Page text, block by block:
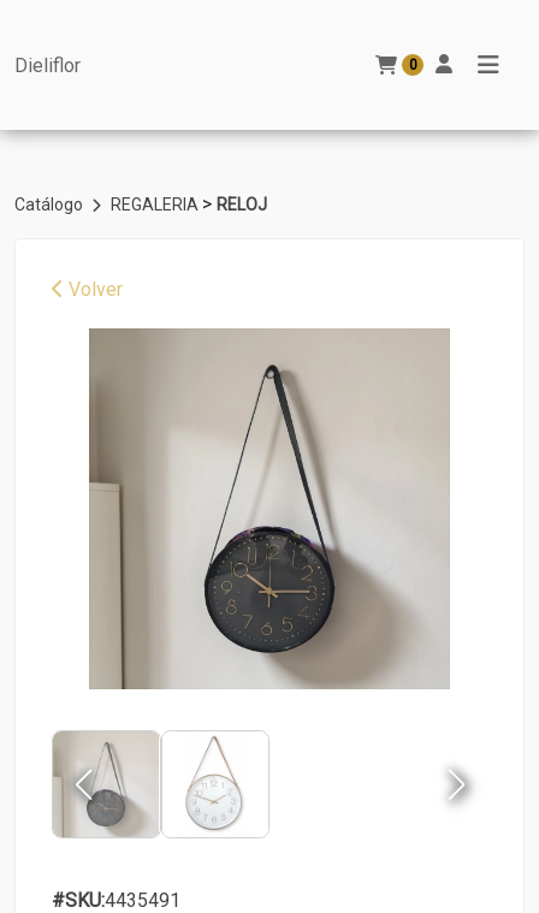
Dieliflor 0
Catálogo REGALERIA > RELOJ
Volver
#SKU:4435491